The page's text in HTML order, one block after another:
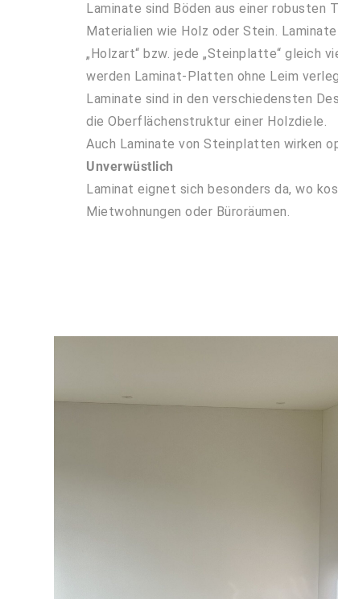
Laminate sind Böden aus einer
Materialien wie Holz oder Stein.
„Holzart“ bzw. jede „Steinplatte“ gleich
werden Laminat-Platten ohne Leim
Laminate sind in den verschiedensten
die Oberflächenstruktur einer Holzdiele.
Auch Laminate von Steinplatten wirken
Unverwüstlich
Laminat eignet sich besonders da, wo
Mietwohnungen oder Büroräumen.